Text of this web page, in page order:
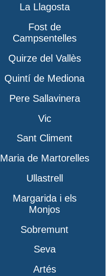
La Llagosta
Fost de
Campsentelles
Quirze del Vallès
Quintí de Mediona
Pere Sallavinera
Vic
Sant Climent
Maria de Martorelles
Ullastrell
Margarida i els
Monjos
Sobremunt
Seva
Artés